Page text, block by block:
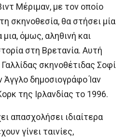
Μέριμαν, με τον οποίο
σκηνοθεσία, θα στήσει μία
μια, όμως, αληθινή και
στη Βρετανία. Αυτή
σκηνοθέτιδας Σοφί
Άγγλο δημοσιογράφο Ίαν
της Ιρλανδίας το 1996.
απασχολήσει ιδιαίτερα
γίνει ταινίες,